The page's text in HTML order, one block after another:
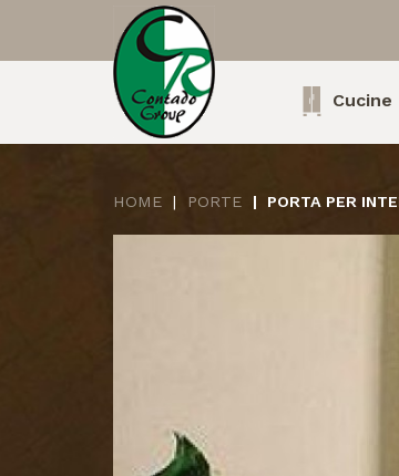
Cucine
HOME PORTE PORTA PER